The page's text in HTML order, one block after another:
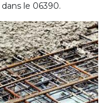
le 06390.